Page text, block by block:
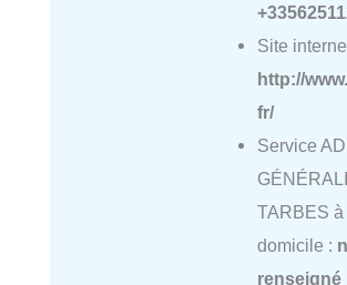
Site
http://
fr/
Service
TARBES à
domicile :
renseigné